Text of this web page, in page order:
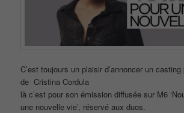
C’est toujours un plaisir d’annoncer un
de Cristina Cordula
là c’est pour son émission diffusée sur M6
une nouvelle vie’, réservé aux duos.